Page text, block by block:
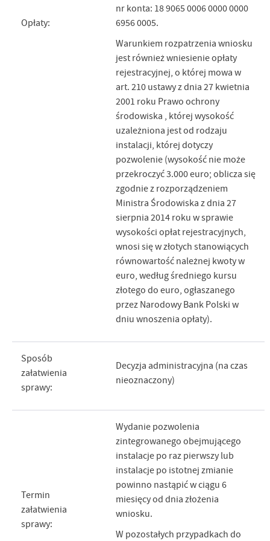
Opłaty:
nr konta: 18 9065 0006 0000 0000
6956 0005.
Warunkiem rozpatrzenia wniosku
jest również wniesienie opłaty
rejestracyjnej, o której mowa w
art. 210 ustawy z dnia 27 kwietnia
2001 roku Prawo ochrony
środowiska , której wysokość
uzależniona jest od rodzaju
instalacji, której dotyczy
pozwolenie (wysokość nie może
przekroczyć 3.000 euro; oblicza się
zgodnie z rozporządzeniem
Ministra Środowiska z dnia 27
sierpnia 2014 roku w sprawie
wysokości opłat rejestracyjnych,
wnosi się w złotych stanowiących
równowartość należnej kwoty w
euro, według średniego kursu
złotego do euro, ogłaszanego
przez Narodowy Bank Polski w
dniu wnoszenia opłaty).
Sposób
załatwienia
sprawy:
Decyzja administracyjna (na czas
nieoznaczony)
Termin
załatwienia
sprawy:
Wydanie pozwolenia
zintegrowanego obejmującego
instalacje po raz pierwszy lub
instalacje po istotnej zmianie
powinno nastąpić w ciągu 6
miesięcy od dnia złożenia
wniosku.
W pozostałych przypadkach do